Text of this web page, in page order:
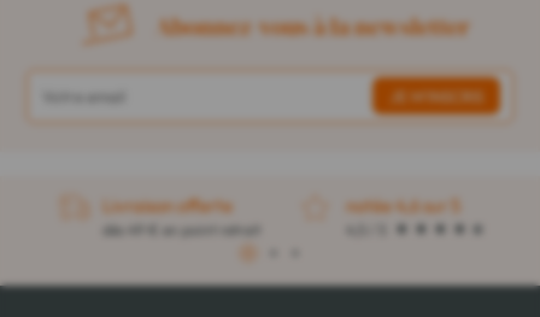
Abonnez-vous à la newsletter
Livraison offerte
dès 49 € en point retrait
notée 4,6 sur 5